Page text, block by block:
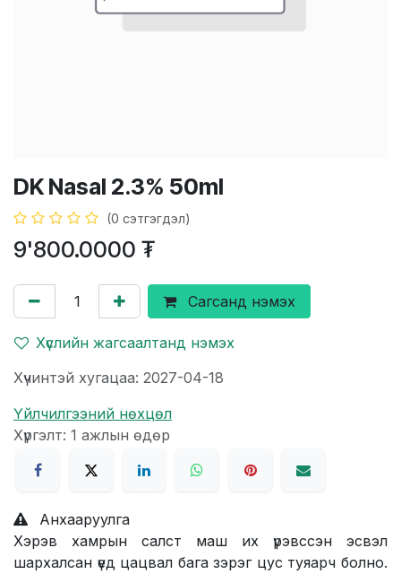
DK Nasal 2.3% 50ml
(0 сэтгэгдэл)
9'800.0000 ₮
Сагсанд нэмэх
Хүслийн жагсаалтанд нэмэх
Хүчинтэй хугацаа: 2027-04-18
Үйлчилгээний нөхцөл
Хүргэлт: 1 ажлын өдөр
Анхааруулга
Хэрэв хамрын салст маш их үрэвссэн эсвэл
шархалсан үед цацвал бага зэрэг цус туяарч болно.